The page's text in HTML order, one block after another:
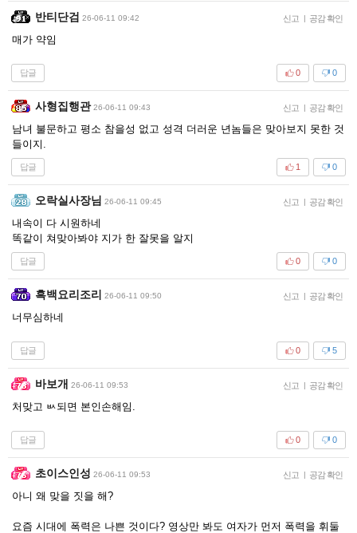
반티단검 26-06-11 09:42 신고 | 공감 확인
매가 약임
답글 0
0
사형집행관 26-06-11 09:43 신고 | 공감 확인
남녀 불문하고 평소 참을성 없고 성격 더러운 년놈들은 맞아보지 못한 것
들이지.
답글 0
1
오락실사장님 26-06-11 09:45 신고 | 공감 확인
내속이 다 시원하네
똑같이 쳐맞아봐야 지가 한 잘못을 알지
답글 0
0
흑백요리조리 26-06-11 09:50 신고 | 공감 확인
너무심하네
답글 5
0
바보개 26-06-11 09:53 신고 | 공감 확인
처맞고 ㅄ되면 본인손해임.
답글 0
0
초이스인성 26-06-11 09:53 신고 | 공감 확인
아니 왜 맞을 짓을 해?
요즘 시대에 폭력은 나쁜 것이다? 영상만 봐도 여자가 먼저 폭력을 휘둘